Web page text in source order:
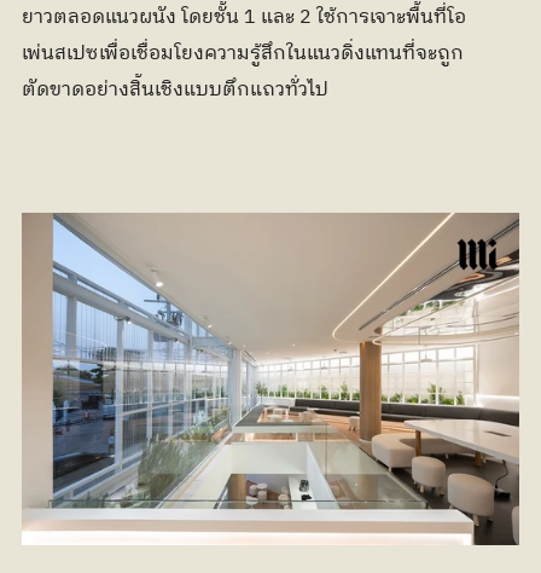
ยาวตลอดแนวผนัง โดยชั้น 1 และ 2 ใช้การเจาะพื้นที่โอ
เพ่นสเปซเพื่อเชื่อมโยงความรู้สึกในแนวดิ่งแทนที่จะถูก
ตัดขาดอย่างสิ้นเชิงแบบตึกแถวทั่วไป